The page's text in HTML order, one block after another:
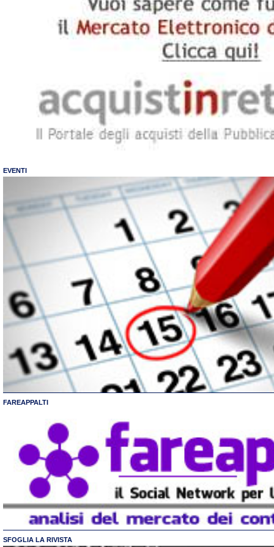
EVENTI
FAREAPPALTI
SFOGLIA LA RIVISTA